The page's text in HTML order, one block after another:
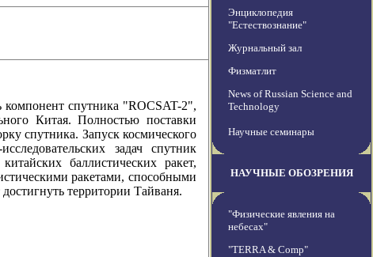
спутника "ROCSAT-2",
Китая. Полностью поставки
спутника. Запуск космического
задач спутник
баллистических ракет,
ракетами, способными
территории Тайваня.
Энциклопедия
"Естествознание"
Журнальный зал
Физматлит
News of Russian Science and
Technology
Научные семинары
НАУЧНЫЕ ОБОЗРЕНИЯ
"Физические явления на
небесах"
"TERRA & Comp"